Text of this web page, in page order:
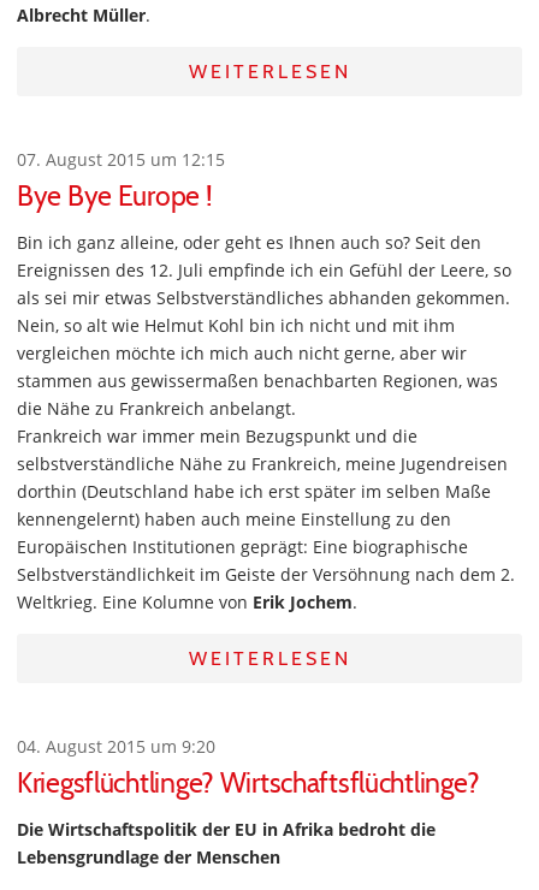
Albrecht Müller.
WEITERLESEN
07. August 2015 um 12:15
Bye Bye Europe !
Bin ich ganz alleine, oder geht es Ihnen auch so? Seit den
Ereignissen des 12. Juli empfinde ich ein Gefühl der Leere, so
als sei mir etwas Selbstverständliches abhanden gekommen.
Nein, so alt wie Helmut Kohl bin ich nicht und mit ihm
vergleichen möchte ich mich auch nicht gerne, aber wir
stammen aus gewissermaßen benachbarten Regionen, was
die Nähe zu Frankreich anbelangt.
Frankreich war immer mein Bezugspunkt und die
selbstverständliche Nähe zu Frankreich, meine Jugendreisen
dorthin (Deutschland habe ich erst später im selben Maße
kennengelernt) haben auch meine Einstellung zu den
Europäischen Institutionen geprägt: Eine biographische
Selbstverständlichkeit im Geiste der Versöhnung nach dem 2.
Weltkrieg. Eine Kolumne von Erik Jochem.
WEITERLESEN
04. August 2015 um 9:20
Kriegsflüchtlinge? Wirtschaftsflüchtlinge?
Die Wirtschaftspolitik der EU in Afrika bedroht die
Lebensgrundlage der Menschen